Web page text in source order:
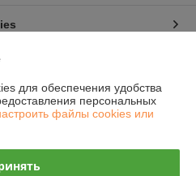
для обеспечения удобства
персональных
файлы cookies или